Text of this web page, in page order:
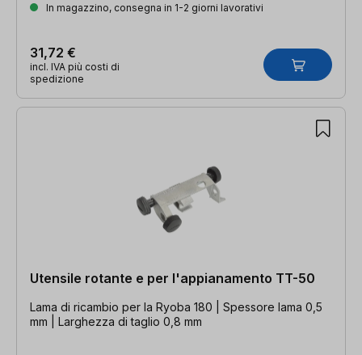
In magazzino, consegna in 1-2 giorni lavorativi
31,72 €
incl. IVA più costi di
spedizione
Utensile rotante e per l'appianamento TT-50
Lama di ricambio per la Ryoba 180 | Spessore lama 0,5
mm | Larghezza di taglio 0,8 mm